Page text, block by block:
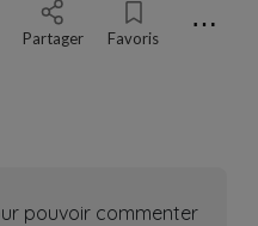
Partager Favoris ⋯
pouvoir commenter